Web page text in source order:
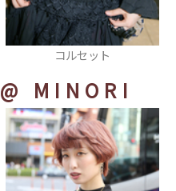
ジャケット
@ MINORI